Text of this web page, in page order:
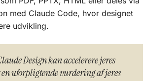
med Claude Code, hvor designet
udvikling.
Design kan accelerere jeres
uforpligtende vurdering af jeres